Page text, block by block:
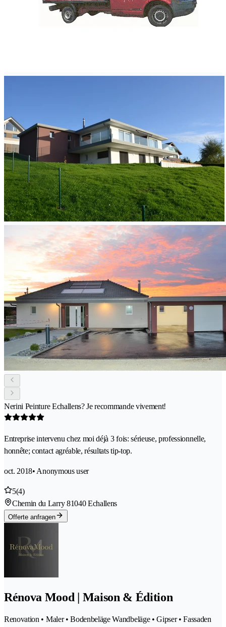
Nerini Peinture Echallens? Je recommande vivement!
Entreprise intervenu chez moi déjà 3 fois: sérieuse, professionnelle,
honnête; contact agréable, résultats tip-top.
oct. 2018• Anonymous user
5(4)
Chemin du Larry 81040 Echallens
Offerte anfragen
Rénova Mood | Maison & Édition
Renovation • Maler • Bodenbeläge Wandbeläge • Gipser • Fassaden